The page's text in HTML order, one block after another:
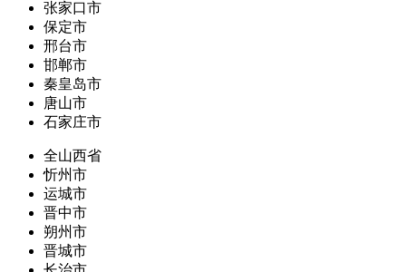
张家口市
保定市
邢台市
邯郸市
秦皇岛市
唐山市
石家庄市
全山西省
忻州市
运城市
晋中市
朔州市
晋城市